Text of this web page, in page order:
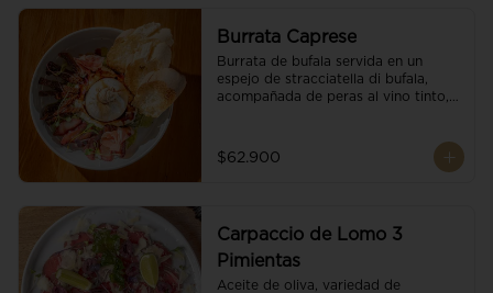
Burrata Caprese
Burrata de bufala servida en un
espejo de stracciatella di bufala,
acompañada de peras al vino tinto,
pesto y reducción de balsámico.
$62.900
Carpaccio de Lomo 3
Pimientas
Aceite de oliva, variedad de